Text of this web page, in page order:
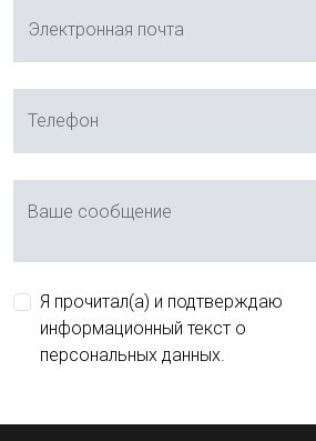
Электронная почта
Телефон
Ваше сообщение
Я прочитал(а) и подтверждаю
информационный текст о
персональных данных.